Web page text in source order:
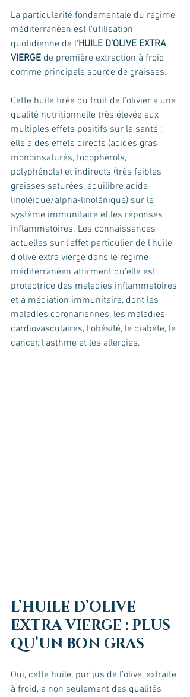
La particularité fondamentale du régime
méditerranéen est l'utilisation
quotidienne de l'HUILE D’OLIVE EXTRA
VIERGE de première extraction à froid
comme principale source de graisses.
Cette huile tirée du fruit de l’olivier a une
qualité nutritionnelle très élevée aux
multiples effets positifs sur la santé :
elle a des effets directs (acides gras
monoinsaturés, tocophérols,
polyphénols) et indirects (très faibles
graisses saturées, équilibre acide
linoléique/alpha-linolénique) sur le
système immunitaire et les réponses
inflammatoires. Les connaissances
actuelles sur l'effet particulier de l'huile
d'olive extra vierge dans le régime
méditerranéen affirment qu’elle est
protectrice des maladies inflammatoires
et à médiation immunitaire, dont les
maladies coronariennes, les maladies
cardiovasculaires, l'obésité, le diabète, le
cancer, l'asthme et les allergies.
L’HUILE D’OLIVE
EXTRA VIERGE : PLUS
QU’UN BON GRAS
Oui, cette huile, pur jus de l’olive, extraite
à froid, a non seulement des qualités